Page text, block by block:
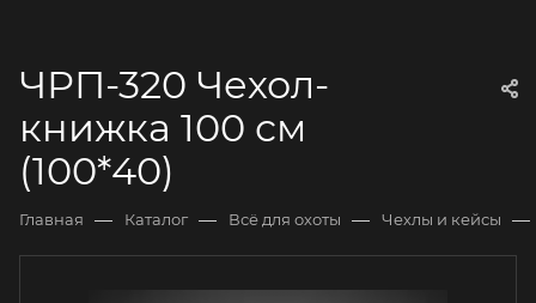
ЧРП-320 Чехол-
книжка 100 см
(100*40)
Главная — Каталог — Всё для охоты — Чехлы и кейсы —